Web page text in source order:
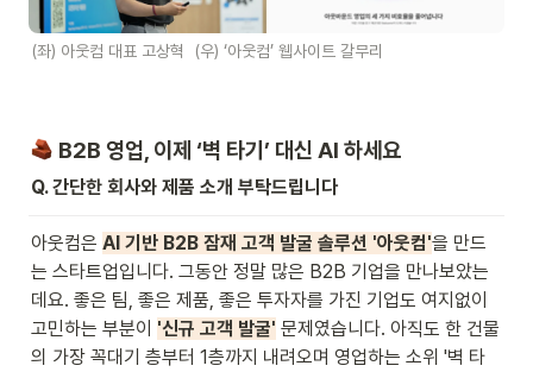
(좌) 아웃컴 대표 고상혁  (우) ‘아웃컴’ 웹사이트 갈무리
B2B 영업, 이제 ‘벽 타기’ 대신 AI 하세요
Q. 간단한 회사와 제품 소개 부탁드립니다
아웃컴은 AI 기반 B2B 잠재 고객 발굴 솔루션 '아웃컴'을 만드
는 스타트업입니다. 그동안 정말 많은 B2B 기업을 만나보았는
데요. 좋은 팀, 좋은 제품, 좋은 투자자를 가진 기업도 여지없이
고민하는 부분이 '신규 고객 발굴' 문제였습니다. 아직도 한 건물
의 가장 꼭대기 층부터 1층까지 내려오며 영업하는 소위 '벽 타